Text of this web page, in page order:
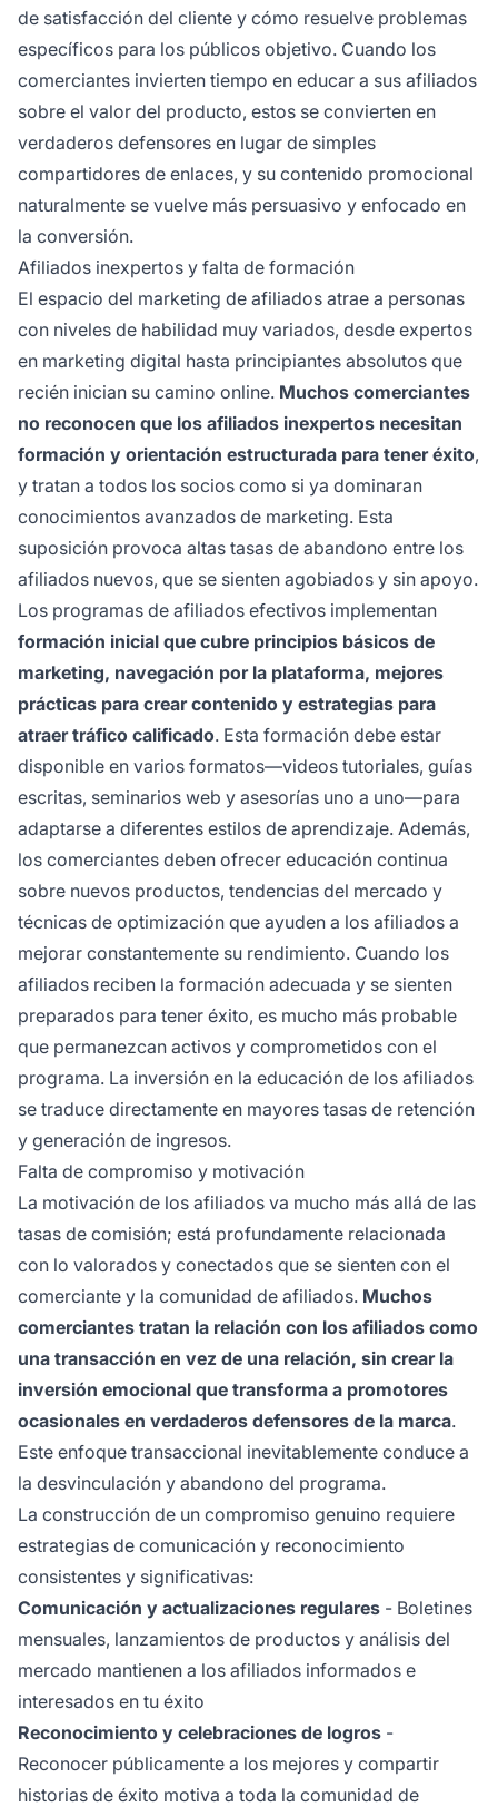
de satisfacción del cliente y cómo resuelve problemas
específicos para los públicos objetivo. Cuando los
comerciantes invierten tiempo en educar a sus afiliados
sobre el valor del producto, estos se convierten en
verdaderos defensores en lugar de simples
compartidores de enlaces, y su contenido promocional
naturalmente se vuelve más persuasivo y enfocado en
la conversión.
Afiliados inexpertos y falta de formación
El espacio del marketing de afiliados atrae a personas
con niveles de habilidad muy variados, desde expertos
en marketing digital hasta principiantes absolutos que
recién inician su camino online. Muchos comerciantes
no reconocen que los afiliados inexpertos necesitan
formación y orientación estructurada para tener éxito,
y tratan a todos los socios como si ya dominaran
conocimientos avanzados de marketing. Esta
suposición provoca altas tasas de abandono entre los
afiliados nuevos, que se sienten agobiados y sin apoyo.
Los programas de afiliados efectivos implementan
formación inicial que cubre principios básicos de
marketing, navegación por la plataforma, mejores
prácticas para crear contenido y estrategias para
atraer tráfico calificado. Esta formación debe estar
disponible en varios formatos—videos tutoriales, guías
escritas, seminarios web y asesorías uno a uno—para
adaptarse a diferentes estilos de aprendizaje. Además,
los comerciantes deben ofrecer educación continua
sobre nuevos productos, tendencias del mercado y
técnicas de optimización que ayuden a los afiliados a
mejorar constantemente su rendimiento. Cuando los
afiliados reciben la formación adecuada y se sienten
preparados para tener éxito, es mucho más probable
que permanezcan activos y comprometidos con el
programa. La inversión en la educación de los afiliados
se traduce directamente en mayores tasas de retención
y generación de ingresos.
Falta de compromiso y motivación
La motivación de los afiliados va mucho más allá de las
tasas de comisión; está profundamente relacionada
con lo valorados y conectados que se sienten con el
comerciante y la comunidad de afiliados. Muchos
comerciantes tratan la relación con los afiliados como
una transacción en vez de una relación, sin crear la
inversión emocional que transforma a promotores
ocasionales en verdaderos defensores de la marca.
Este enfoque transaccional inevitablemente conduce a
la desvinculación y abandono del programa.
La construcción de un compromiso genuino requiere
estrategias de comunicación y reconocimiento
consistentes y significativas:
Comunicación y actualizaciones regulares - Boletines
mensuales, lanzamientos de productos y análisis del
mercado mantienen a los afiliados informados e
interesados en tu éxito
Reconocimiento y celebraciones de logros -
Reconocer públicamente a los mejores y compartir
historias de éxito motiva a toda la comunidad de